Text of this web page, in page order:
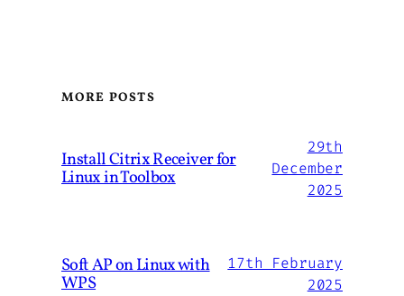
MORE POSTS
Install Citrix Receiver for
Linux in Toolbox
29th
December
2025
Soft AP on Linux with
WPS
17th February
2025